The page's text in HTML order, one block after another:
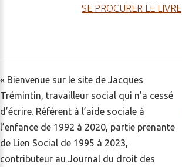
SE PROCURER LE LIVRE
« Bienvenue sur le site de Jacques
Trémintin, travailleur social qui n’a cessé
d’écrire. Référent à l’aide sociale à
l’enfance de 1992 à 2020, partie prenante
de Lien Social de 1995 à 2023,
contributeur au Journal du droit des